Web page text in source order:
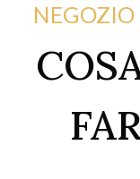
NEGOZIO